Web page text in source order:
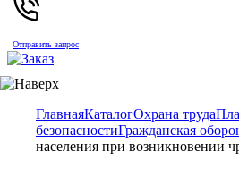
Отправить запрос
ГлавнаяКаталогОхрана труда
безопасностиГражданская
населения при возникновении